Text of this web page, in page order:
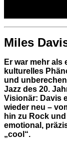
Miles
Er war mehr als
kulturelles
und
Jazz des 20.
Visionär: Davis
wieder neu –
hin zu Rock
emotional,
„cool“.